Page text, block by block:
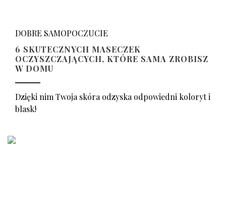
DOBRE SAMOPOCZUCIE
6 SKUTECZNYCH MASECZEK
OCZYSZCZAJĄCYCH, KTÓRE SAMA ZROBISZ
W DOMU
Dzięki nim Twoja skóra odzyska odpowiedni koloryt i
blask!